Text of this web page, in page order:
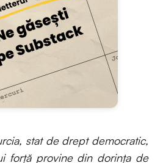
stat de drept democratic,
forță provine din dorința de